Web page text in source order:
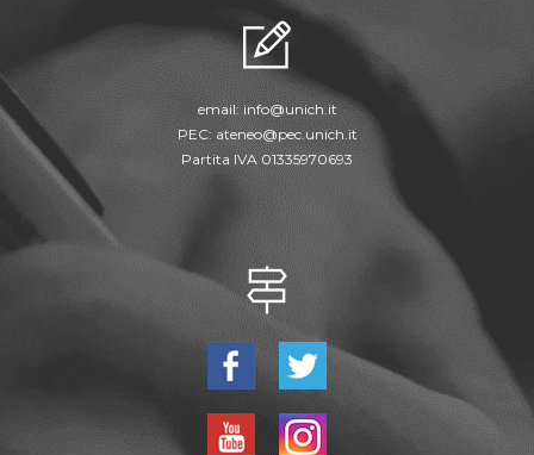
email: info@unich.it
PEC: ateneo@pec.unich.it
Partita IVA 01335970693